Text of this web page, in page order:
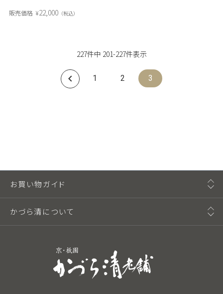
販売価格 ¥22,000 税込
227件中 201-227件表示
1 2 3
お買い物ガイド
かづら清について